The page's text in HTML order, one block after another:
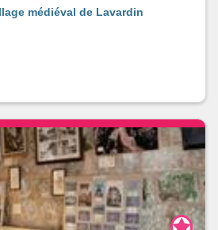
médiéval de Lavardin